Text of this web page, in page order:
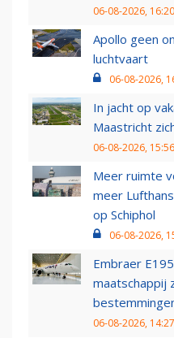
06-08-2026, 16:20
Apollo geen
luchtvaart
06-08-2026,
In jacht op
Maastricht
06-08-2026, 15:56
Meer ruimte
meer
op Schiphol
06-08-2026,
Embraer
maatschappij
06-08-2026, 14:27